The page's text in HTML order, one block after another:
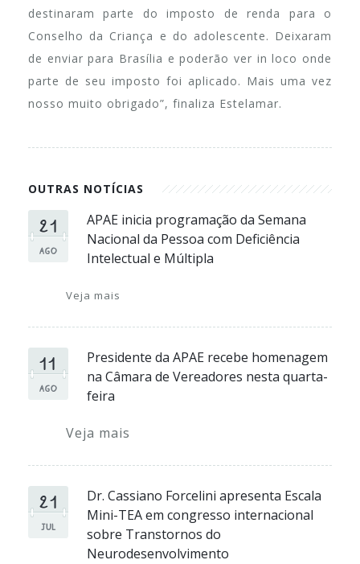
destinaram parte do imposto de renda para o
Conselho da Criança e do adolescente. Deixaram
de enviar para Brasília e poderão ver in loco onde
parte de seu imposto foi aplicado. Mais uma vez
nosso muito obrigado”, finaliza Estelamar.
OUTRAS NOTÍCIAS
21
AGO
APAE inicia programação da Semana
Nacional da Pessoa com Deficiência
Intelectual e Múltipla
Veja mais
11
AGO
Presidente da APAE recebe homenagem
na Câmara de Vereadores nesta quarta-
feira
Veja mais
21
JUL
Dr. Cassiano Forcelini apresenta Escala
Mini-TEA em congresso internacional
sobre Transtornos do
Neurodesenvolvimento